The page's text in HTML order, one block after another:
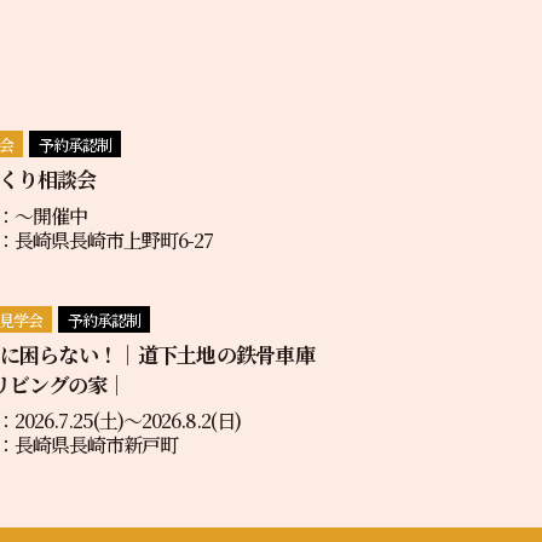
予約承認制
り相談会
〜開催中
長崎県長崎市上野町6-27
学会 予約承認制
困らない！｜道下土地の鉄骨車庫
ビングの家｜
2026.7.25(土)〜2026.8.2(日)
長崎県長崎市新戸町